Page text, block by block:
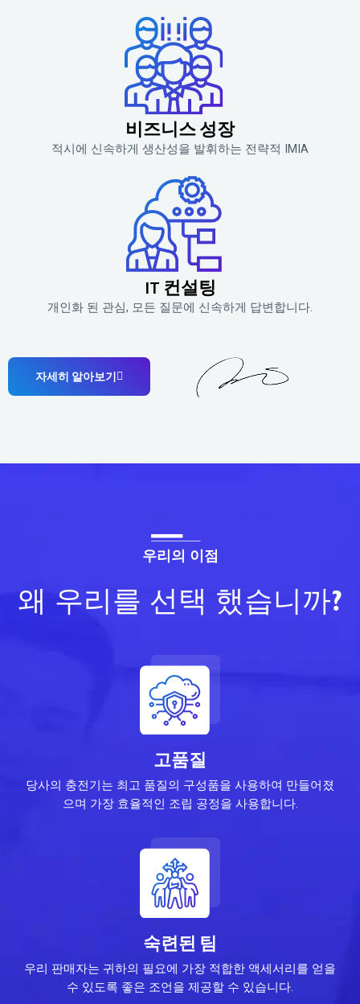
비즈니스 성장
적시에 신속하게 생산성을 발휘하는 전략적 IMIA
IT 컨설팅
개인화 된 관심, 모든 질문에 신속하게 답변합니다.
자세히 알아보기
우리의 이점
왜 우리를 선택 했습니까?
고품질
당사의 충전기는 최고 품질의 구성품을 사용하여 만들어졌
으며 가장 효율적인 조립 공정을 사용합니다.
숙련된 팀
우리 판매자는 귀하의 필요에 가장 적합한 액세서리를 얻을
수 있도록 좋은 조언을 제공할 수 있습니다.